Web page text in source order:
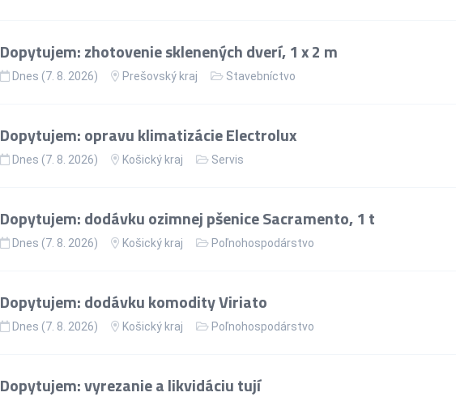
Dopytujem: zhotovenie sklenených dverí, 1 x 2 m
Dnes (7. 8. 2026) Prešovský kraj Stavebníctvo
Dopytujem: opravu klimatizácie Electrolux
Dnes (7. 8. 2026) Košický kraj Servis
Dopytujem: dodávku ozimnej pšenice Sacramento, 1 t
Dnes (7. 8. 2026) Košický kraj Poľnohospodárstvo
Dopytujem: dodávku komodity Viriato
Dnes (7. 8. 2026) Košický kraj Poľnohospodárstvo
Dopytujem: vyrezanie a likvidáciu tují